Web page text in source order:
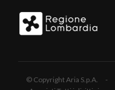
© Copyright Aria S.p.A. -